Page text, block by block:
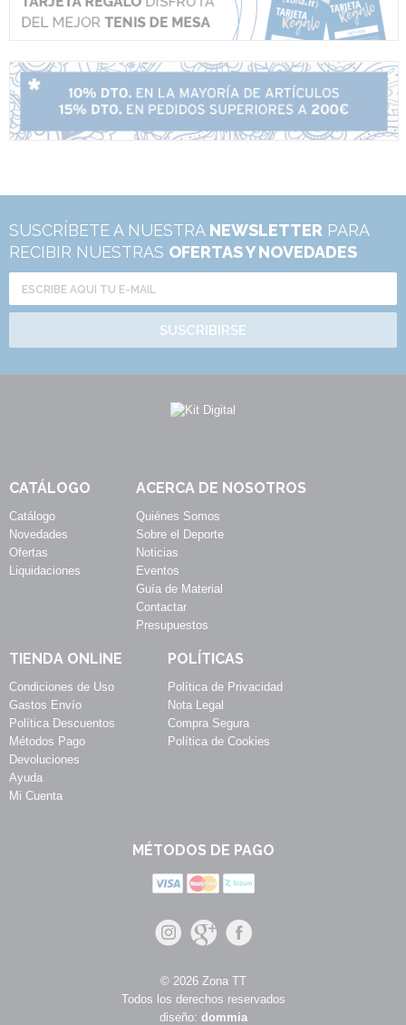
SUSCRÍBETE A NUESTRA NEWSLETTER PARA
RECIBIR NUESTRAS OFERTAS Y NOVEDADES
SUSCRIBIRSE
CATÁLOGO
Catálogo
Novedades
Ofertas
Liquidaciones
ACERCA DE NOSOTROS
Quiénes Somos
Sobre el Deporte
Noticias
Eventos
Guía de Material
Contactar
Presupuestos
TIENDA ONLINE
Condiciones de Uso
Gastos Envío
Política Descuentos
Métodos Pago
Devoluciones
Ayuda
Mi Cuenta
POLÍTICAS
Política de Privacidad
Nota Legal
Compra Segura
Política de Cookies
MÉTODOS DE PAGO
© 2026 Zona TT
Todos los derechos reservados
diseño: dommia